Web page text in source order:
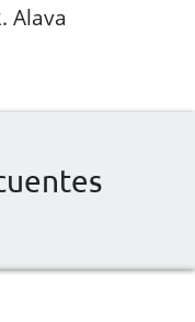
Alava